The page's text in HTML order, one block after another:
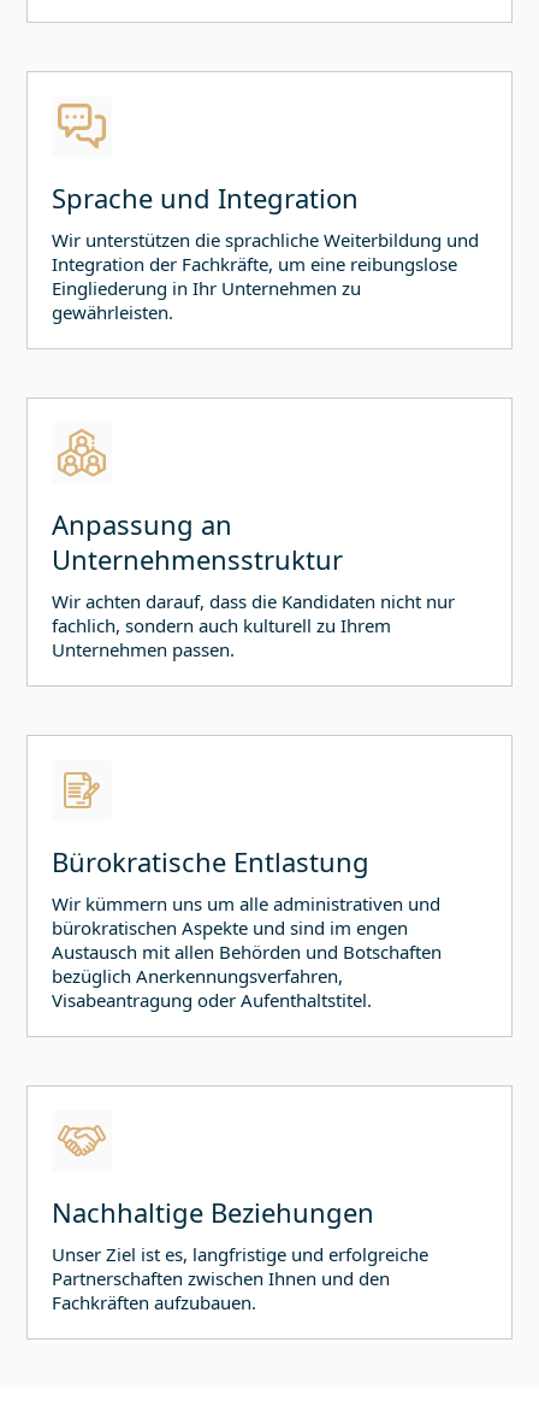
Sprache und Integration
Wir unterstützen die sprachliche Weiterbildung und
Integration der Fachkräfte, um eine reibungslose
Eingliederung in Ihr Unternehmen zu
gewährleisten.
Anpassung an
Unternehmensstruktur
Wir achten darauf, dass die Kandidaten nicht nur
fachlich, sondern auch kulturell zu Ihrem
Unternehmen passen.
Bürokratische Entlastung
Wir kümmern uns um alle administrativen und
bürokratischen Aspekte und sind im engen
Austausch mit allen Behörden und Botschaften
bezüglich Anerkennungsverfahren,
Visabeantragung oder Aufenthaltstitel.
Nachhaltige Beziehungen
Unser Ziel ist es, langfristige und erfolgreiche
Partnerschaften zwischen Ihnen und den
Fachkräften aufzubauen.